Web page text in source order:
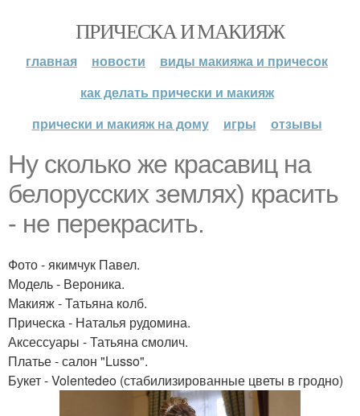
ПРИЧЕСКА И МАКИЯЖ
главная новости
виды макияжа и причесок
как делать прически и макияж
прически и макияж на дому
игры отзывы
Ну сколько же красавиц на
белорусских землях) красить
- не перекрасить.
Фото - якимчук Павел.
Модель - Вероника.
Макияж - Татьяна колб.
Прическа - Наталья рудомина.
Аксессуары - Татьяна смолич.
Платье - салон "Lusso".
Букет - Volentedeo (стабилизированные цветы в гродно)